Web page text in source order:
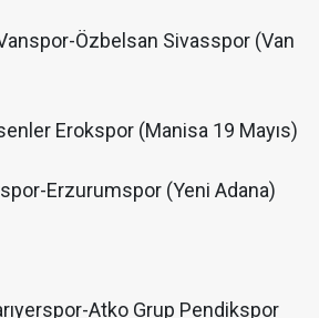
Özbelsan Sivasspor (Van
Erokspor (Manisa 19 Mayıs)
Erzurumspor (Yeni Adana)
Atko Grup Pendikspor